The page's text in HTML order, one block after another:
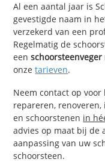
Al een aantal jaar is
gevestigde naam in
verzekerd van een
Regelmatig de
eenschoorsteenveger
onzetarieven.
Neem contact op
repareren,
en schoorstenen in
advies op maat bij de
aanpassing van uw
schoorsteen.